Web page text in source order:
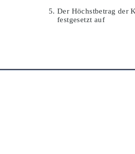
Der Höchstbetrag der
festgesetzt auf